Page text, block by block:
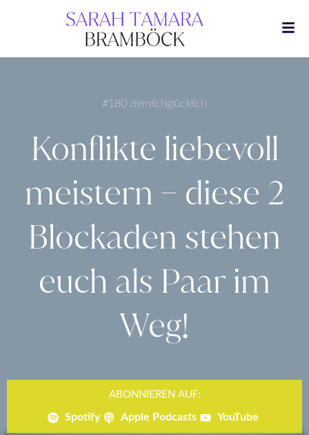
#180 ziemlichglücklich
Konflikte liebevoll
meistern – diese 2
Blockaden stehen
euch als Paar im
Weg!
ABONNIEREN AUF:
Spotify Apple Podcasts YouTube